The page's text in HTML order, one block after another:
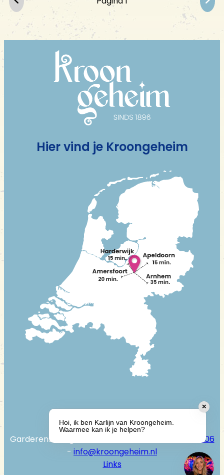
Hier vind je Kroongeheim
Garderenseweg 136 - 3888 LD Uddel -
085-7600906
- info@kroongeheim.nl
Links
✕
Hoi, ik ben Karlijn van Kroongeheim.
Waarmee kan ik je helpen?